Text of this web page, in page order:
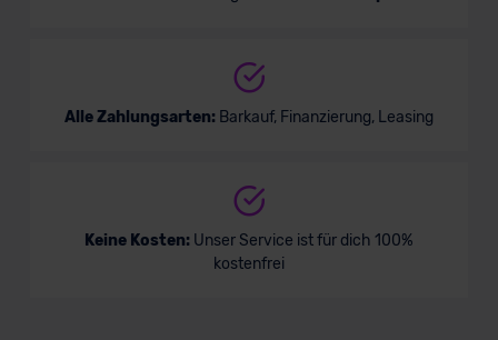
Alle Zahlungsarten: Barkauf, Finanzierung, Leasing
Keine Kosten: Unser Service ist für dich 100%
kostenfrei